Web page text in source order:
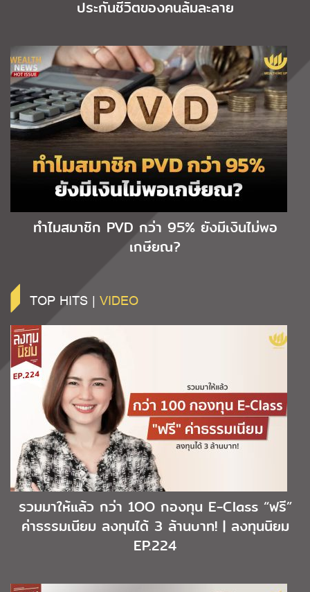
ประกันชีวิตของคนล้มละลาย
ทำไมสมาชิก PVD กว่า 95% ยังมีเงินไม่พอ
เกษียณ?
TOP HITS | VIDEO
รวมมาให้แล้ว กว่า 1OO กองทุน E-Class “ฟรี”
ค่าธรรมเนียม ลงทุนได้ 3 ล้านบาท! | ลงทุนนิยม
EP.224